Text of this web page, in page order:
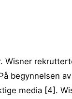
Wisner
begynnelsen
media [4].